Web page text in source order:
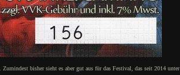
. Zumindest bisher sieht es aber gut aus für das Festival, das seit 2014 unter